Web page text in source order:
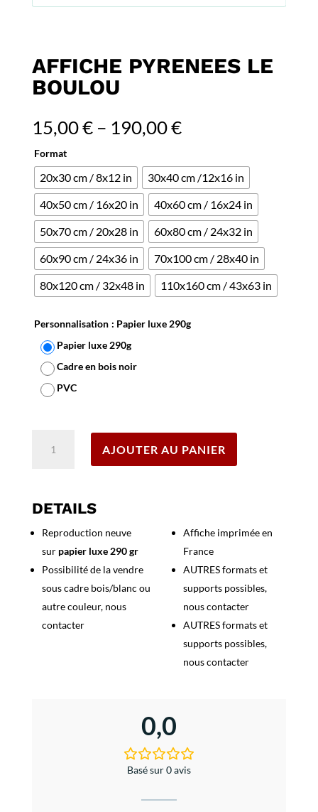
AFFICHE PYRENEES LE
BOULOU
15,00€– 190,00€
Format
20x30 cm / 8x12 in
30x40 cm /12x16 in
40x50 cm / 16x20 in
40x60 cm / 16x24 in
50x70 cm / 20x28 in
60x80 cm / 24x32 in
60x90 cm / 24x36 in
70x100 cm / 28x40 in
80x120 cm / 32x48 in
110x160 cm / 43x63 in
Personnalisation : Papier luxe 290g
Papier luxe 290g
Cadre en bois noir
PVC
Le
AJOUTER AU PANIER
DETAILS
Reproduction neuve
sur papier luxe 290 gr
Possibilité de la vendre
sous cadre bois/blanc ou
autre couleur, nous
contacter
Affiche imprimée en
France
AUTRES formats et
supports possibles,
nous contacter
AUTRES formats et
supports possibles,
nous contacter
0,0
Basé sur 0 avis